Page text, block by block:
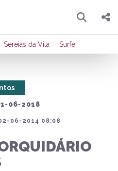
Pesquisar
Compartilhar
Sereias da Vila Surfe
06-2018
06-2014 08:08